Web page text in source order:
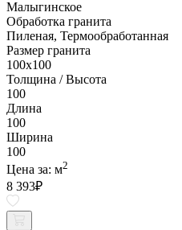
Малыгинское
Обработка гранита
Пиленая, Термообработанная
Размер гранита
100х100
Толщина / Высота
100
Длина
100
Ширина
100
Цена за: м2
8 393₽